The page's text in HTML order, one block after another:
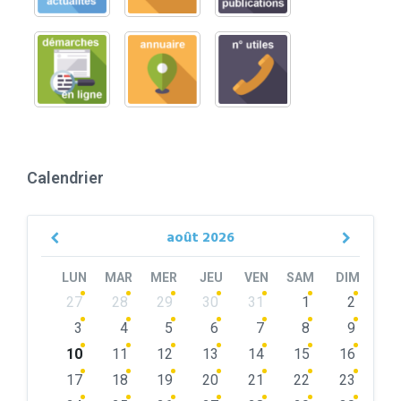
Calendrier
août 2026
Previous
LUN MAR MER JEU VEN SAM DIM
Skip
calendar
27 28 29 30 31 1
2
3
4 5 6 7 8
9
10
11 12 13 14 15
16
17
18 19 20 21 22
23